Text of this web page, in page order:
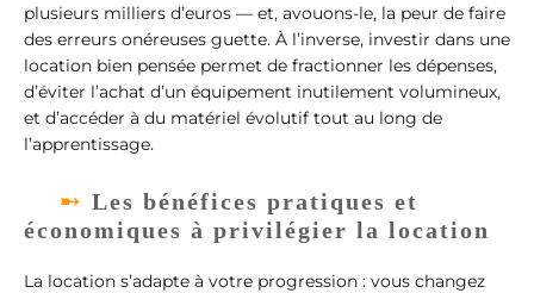
plusieurs milliers d’euros — et, avouons-le, la peur de faire
des erreurs onéreuses guette. À l’inverse, investir dans une
location bien pensée permet de fractionner les dépenses,
d’éviter l’achat d’un équipement inutilement volumineux,
et d’accéder à du matériel évolutif tout au long de
l’apprentissage.
Les bénéfices pratiques et
économiques à privilégier la location
La location s’adapte à votre progression : vous changez